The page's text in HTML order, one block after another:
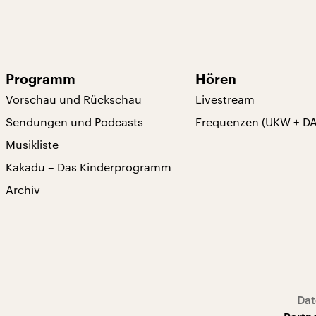
Programm
Vorschau und Rückschau
Sendungen und Podcasts
Musikliste
Kakadu – Das Kinderprogramm
Archiv
Hören
Livestream
Frequenzen (UKW +